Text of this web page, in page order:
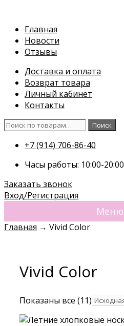
содержимому
Главная
Новости
Отзывы
Доставка и оплата
Возврат товара
Личный кабинет
Контакты
Искать:
Поиск
+7 (914) 706-86-40
Часы работы: 10:00-20:00
Заказать звонок
Вход/Регистрация
Меню
Главная → Vivid Color
Vivid Color
Показаны все (11)